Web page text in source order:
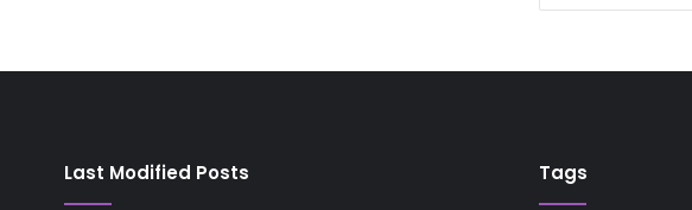
Last Modified Posts Tags